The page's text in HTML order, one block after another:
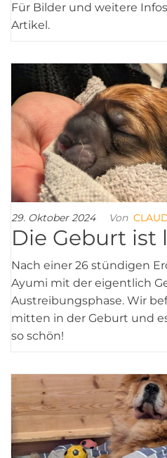
Für Bilder und weitere
Artikel.
29. Oktober 2024 Von
Die Geburt ist
Nach einer 26 stündigen
Ayumi mit der eigentlich
Austreibungsphase. Wir
mitten in der Geburt und
so schön!